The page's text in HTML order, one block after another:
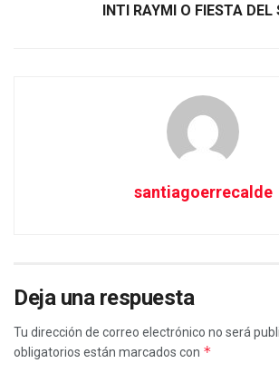
INTI RAYMI O FIESTA DEL
santiagoerrecalde
Deja una respuesta
Tu dirección de correo electrónico no será
obligatorios están marcados con *